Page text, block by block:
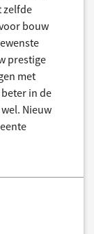
zelfde
bouw
prestige
met
in de
Nieuw